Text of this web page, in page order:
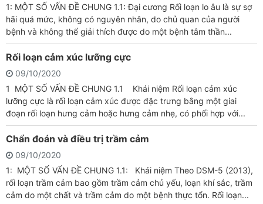
1: MỘT SỐ VẤN ĐỀ CHUNG 1.1: Đại cương Rối loạn lo âu là sự sợ
hãi quá mức, không có nguyên nhân, do chủ quan của người
bệnh và không thể giải thích được do một bệnh tâm thần...
Rối loạn cảm xúc lưỡng cực
09/10/2020
1 MỘT SỐ VẤN ĐỀ CHUNG 1.1 Khái niệm Rối loạn cảm xúc
lưỡng cực là rối loạn cảm xúc được đặc trưng bằng một giai
đoạn rối loạn hưng cảm hoặc hưng cảm nhẹ, có phối hợp với...
Chẩn đoán và điều trị trầm cảm
09/10/2020
1: MỘT SỐ VẤN ĐỀ CHUNG 1.1: Khái niệm Theo DSM-5 (2013),
rối loạn trầm cảm bao gồm trầm cảm chủ yếu, loạn khí sắc, trầm
cảm do một chất và trầm cảm do một bệnh thực tổn. Rối loạn...